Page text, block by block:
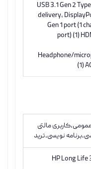
(1) USB 3.1 Gen 2
delivery,
Gen 1 port (1
port) (1)
Headphone/
(1)
مالتی
نویسی،ترید
HP Long